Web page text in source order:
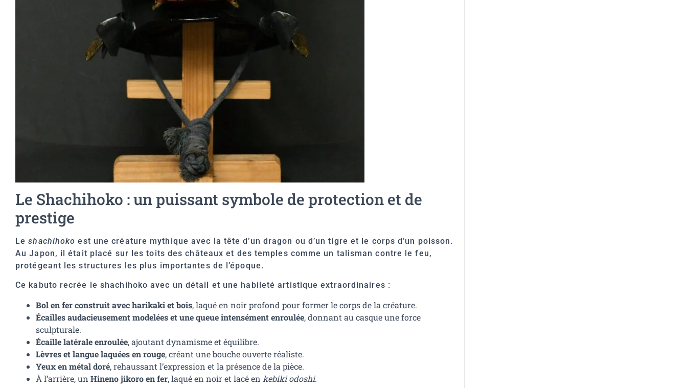
Le Shachihoko : un puissant symbole de protection et de
prestige
Leshachihoko est une créature mythique avec la tête d’un dragon ou d’un tigre et le corps d’un poisson.
Au Japon, il était placé sur les toits des châteaux et des temples comme un talisman contre le feu,
protégeant les structures les plus importantes de l’époque.
Ce kabuto recrée le shachihoko avec un détail et une habileté artistique extraordinaires :
Bol en fer construit avec harikaki et bois, laqué en noir profond pour former le corps de la créature.
Écailles audacieusement modelées et une queue intensément enroulée, donnant au casque une force
sculpturale.
Écaille latérale enroulée, ajoutant dynamisme et équilibre.
Lèvres et langue laquées en rouge, créant une bouche ouverte réaliste.
Yeux en métal doré, rehaussant l’expression et la présence de la pièce.
À l’arrière, un Hineno jikoro en fer, laqué en noir et lacé en kebiki odoshi.